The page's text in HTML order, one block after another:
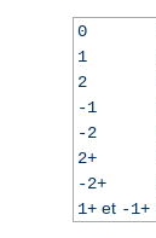
0
1
2
-1
-2
2+
-2+
1+et -1+